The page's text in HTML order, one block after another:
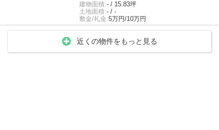
建物面積:- / 15.83坪
土地面積:- / -
敷金/礼金:5万円/10万円
近くの物件をもっと見る